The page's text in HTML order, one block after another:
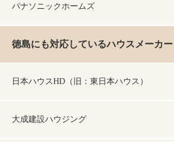
パナソニックホームズ
徳島にも対応しているハウスメーカー
日本ハウスHD（旧：東日本ハウス）
大成建設ハウジング